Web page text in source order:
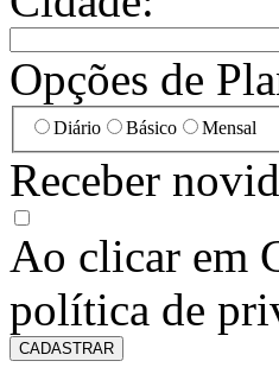
Opções de
Diário Básico Mensal
Receber
Ao clicar em
política de
CADASTRAR